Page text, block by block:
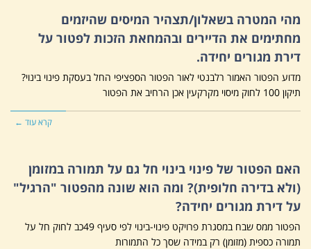
מהי המטרה בשאלון/תצהיר המיסים שהיזמים
מחתימים את הדיירים ובהמחאת הזכות לפטור על
דירת מגורים יחידה.
מדוע הפטור האמור רלבנטי לאור הפטור הספציפי החל בעסקת פינוי בינוי?
תיקון 100 לחוק מיסוי מקרקעין אכן הרחיב את הפטור
קרא עוד ←
האם הפטור של פינוי בינוי חל גם על תמורה במזומן
(ולא בדירה חלופית)? ומה הוא שונה מהפטור "הרגיל"
על דירת מגורים יחידה?
הפטור ממס שבח במסגרת פרויקט פינוי-בינוי לפי סעיף 49כב לחוק חל על
תמורה כספית (מזומן) רק במידה שסך כל התמורות